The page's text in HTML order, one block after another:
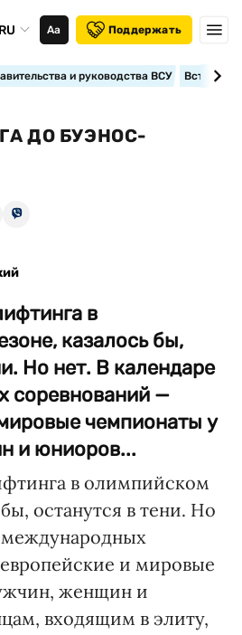
RU Аа Поддержать
и руководства ВСУ
ДО БУЭНОС-
в
казалось бы,
Но нет. В календаре
соревнований —
чемпионаты у
и юниоров...
в олимпийском
останутся в тени. Но
международных
и мировые
женщин и
входящим в элиту,